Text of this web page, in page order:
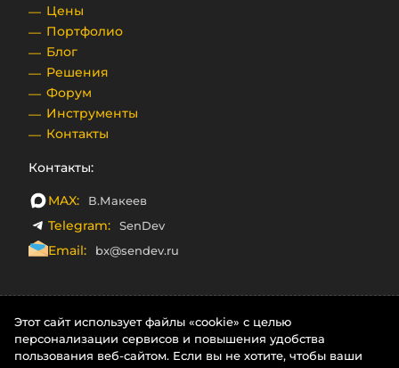
Цены
Портфолио
Блог
Решения
Форум
Инструменты
Контакты
Контакты:
MAX: В.Макеев
Telegram: SenDev
Email: bx@sendev.ru
Этот сайт использует файлы «cookie» с целью
персонализации сервисов и повышения удобства
пользования веб-сайтом. Если вы не хотите, чтобы ваши